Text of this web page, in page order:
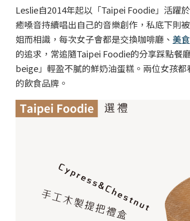
Leslie自2014年起以「Taipei Foodie」活躍
癒嗓音持續唱出自己的音樂創作，私底下則
姐而相識，每次女子會都是交換咖啡廳、 美食
的追求，常追隨Taipei Foodie的分享踩點餐
beige」輕盈不膩的鮮奶油蛋糕。兩位女孩
的飲食品牌。